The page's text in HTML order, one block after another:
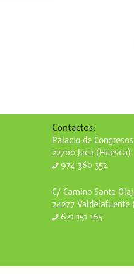
Contactos:
Palacio de
22700 Jaca (Huesca)
974 360 352
C/ Camino Santa
24277 Valdelafuente
621 151 165